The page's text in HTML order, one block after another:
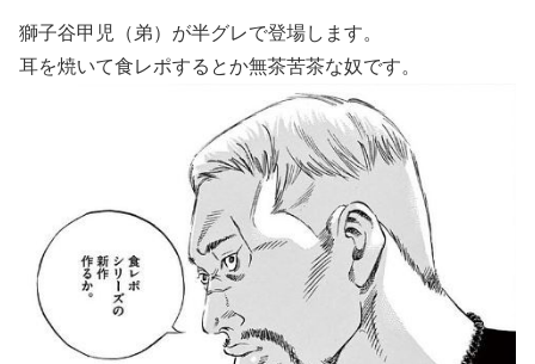
獅子谷甲児（弟）が半グレで登場します。
耳を焼いて食レポするとか無茶苦茶な奴です。